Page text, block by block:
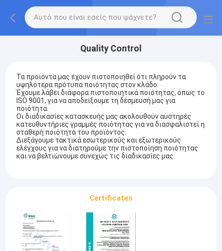
Quality Control
Τα προϊόντα μας έχουν πιστοποιηθεί ότι πληρούν τα
υψηλότερα πρότυπα ποιότητας στον κλάδο.
Έχουμε λάβει διάφορα πιστοποιητικά ποιότητας, όπως το
ISO 9001, για να αποδείξουμε τη δέσμευσή μας για
ποιότητα.
Οι διαδικασίες κατασκευής μας ακολουθούν αυστηρές
κατευθυντήριες γραμμές ποιότητας για να διασφαλιστεί η
σταθερή ποιότητα του προϊόντος.
Διεξάγουμε τακτικά εσωτερικούς και εξωτερικούς
ελέγχους για να διατηρούμε την πιστοποίηση ποιότητας
και να βελτιώνουμε συνεχώς τις διαδικασίες μας.
Certificates